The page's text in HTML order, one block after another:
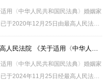
适用〈中华人民共和国民法典〉婚姻家
于2020年12月25日由最高人民法院
议通过，现予公布，自2021年1月1
2025.02.01施行|最高人民法院 《关于适用〈中华人民共和国民法典〉婚姻家庭编的解释（二）》
适用〈中华人民共和国民法典〉婚姻家
于2024年11月25日经最高人民法院